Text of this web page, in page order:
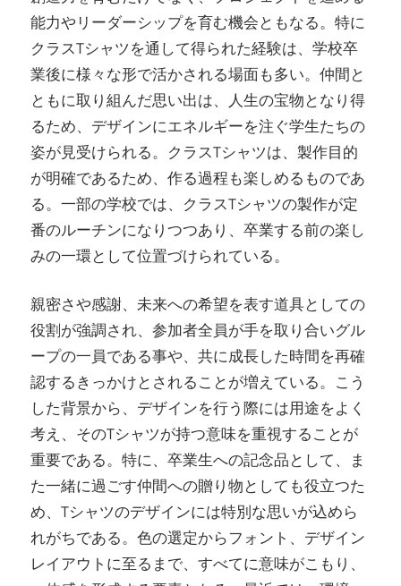
能力やリーダーシップを育む機会ともなる。特に
クラスTシャツを通して得られた経験は、学校卒
業後に様々な形で活かされる場面も多い。仲間と
ともに取り組んだ思い出は、人生の宝物となり得
るため、デザインにエネルギーを注ぐ学生たちの
姿が見受けられる。クラスTシャツは、製作目的
が明確であるため、作る過程も楽しめるものであ
る。一部の学校では、クラスTシャツの製作が定
番のルーチンになりつつあり、卒業する前の楽し
みの一環として位置づけられている。
親密さや感謝、未来への希望を表す道具としての
役割が強調され、参加者全員が手を取り合いグル
ープの一員である事や、共に成長した時間を再確
認するきっかけとされることが増えている。こう
した背景から、デザインを行う際には用途をよく
考え、そのTシャツが持つ意味を重視することが
重要である。特に、卒業生への記念品として、ま
た一緒に過ごす仲間への贈り物としても役立つた
め、Tシャツのデザインには特別な思いが込めら
れがちである。色の選定からフォント、デザイン
レイアウトに至るまで、すべてに意味がこもり、